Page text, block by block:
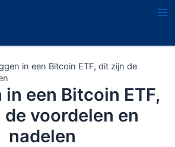
in een Bitcoin ETF, dit zijn de
in een Bitcoin ETF,
voordelen en
nadelen